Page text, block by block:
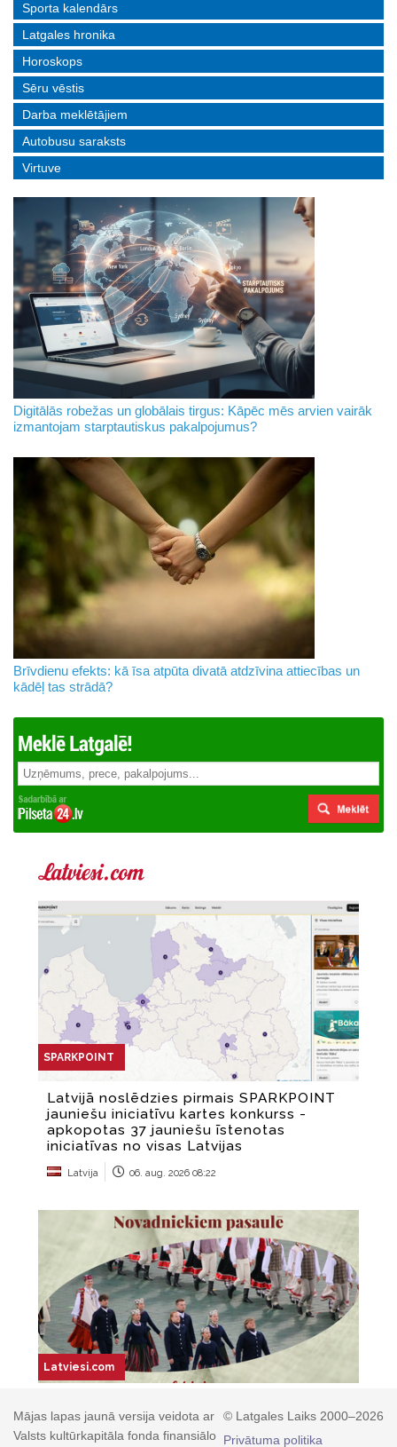
Sporta kalendārs
Latgales hronika
Horoskops
Sēru vēstis
Darba meklētājiem
Autobusu saraksts
Virtuve
Digitālās robežas un globālais tirgus: Kāpēc mēs arvien vairāk
izmantojam starptautiskus pakalpojumus?
Brīvdienu efekts: kā īsa atpūta divatā atdzīvina attiecības un
kādēļ tas strādā?
© Latgales Laiks 2000–2026
Privātuma politika
Mājas lapas jaunā versija veidota ar
Valsts kultūrkapitāla fonda finansiālo